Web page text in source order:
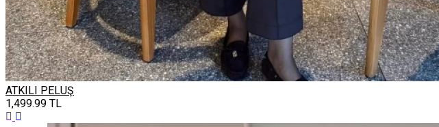
ATKILI PELUŞ
1,499.99 TL